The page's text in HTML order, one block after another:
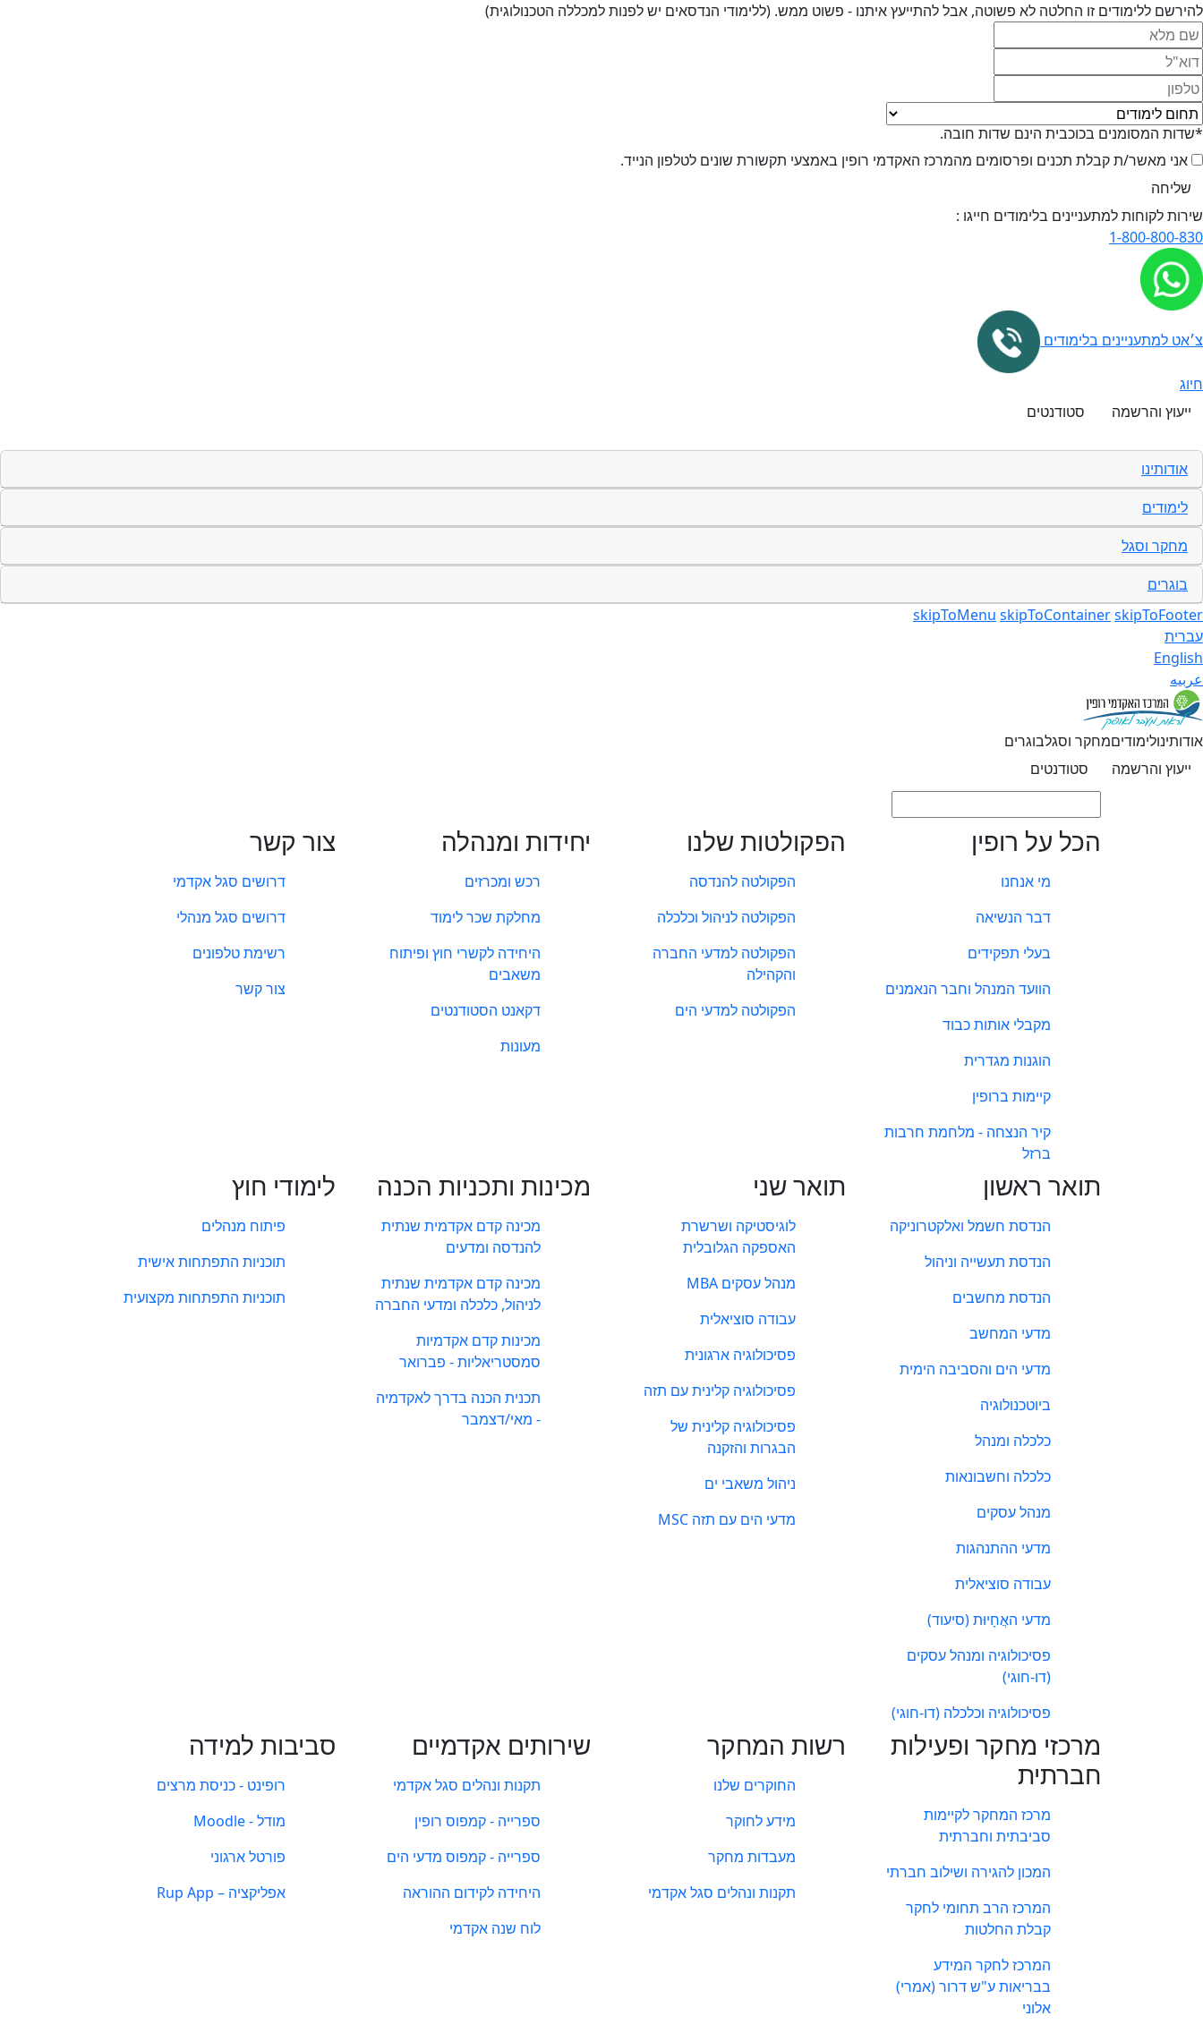
להירשם ללימודים זו החלטה לא פשוטה, אבל להתייעץ איתנו - פשוט ממש. (ללימודי הנדסאים יש לפנות למכללה הטכנולוגית)
*שדות המסומנים בכוכבית הינם שדות חובה.
אני מאשר/ת קבלת תכנים ופרסומים מהמרכז האקדמי רופין באמצעי תקשורת שונים לטלפון הנייד.
שירות לקוחות למתעניינים בלימודים חייגו :
1-800-800-830
צ׳אט למתעניינים בלימודים
חיוג
ייעוץ והרשמה
סטודנטים
אודותינו
לימודים
מחקר וסגל
בוגרים
skipToMenu skipToContainerskipToFooter
עברית
English
عربيه
אודותינולימודיםמחקר וסגלבוגרים
ייעוץ והרשמה
סטודנטים
הכל על רופין
מי אנחנו
דבר הנשיאה
בעלי תפקידים
הוועד המנהל וחבר הנאמנים
מקבלי אותות כבוד
הוגנות מגדרית
קיימות ברופין
קיר הנצחה - מלחמת חרבות
ברזל
הפקולטות שלנו
הפקולטה להנדסה
הפקולטה לניהול וכלכלה
הפקולטה למדעי החברה
והקהילה
הפקולטה למדעי הים
יחידות ומנהלה
רכש ומכרזים
מחלקת שכר לימוד
היחידה לקשרי חוץ ופיתוח
משאבים
דקאנט הסטודנטים
מעונות
צור קשר
דרושים סגל אקדמי
דרושים סגל מנהלי
רשימת טלפונים
צור קשר
תואר ראשון
הנדסת חשמל ואלקטרוניקה
הנדסת תעשייה וניהול
הנדסת מחשבים
מדעי המחשב
מדעי הים והסביבה הימית
ביוטכנולוגיה
כלכלה ומנהל
כלכלה וחשבונאות
מנהל עסקים
מדעי ההתנהגות
עבודה סוציאלית
מדעי האֲחָיוּת (סיעוד)
פסיכולוגיה ומנהל עסקים
(דו-חוגי)
פסיכולוגיה וכלכלה (דו-חוגי)
תואר שני
לוגיסטיקה ושרשרת
האספקה הגלובלית
מנהל עסקים MBA
עבודה סוציאלית
פסיכולוגיה ארגונית
פסיכולוגיה קלינית עם תזה
פסיכולוגיה קלינית של
הבגרות והזקנה
ניהול משאבי ים
מדעי הים עם תזה MSC
מכינות ותכניות הכנה
מכינה קדם אקדמית שנתית
להנדסה ומדעים
מכינה קדם אקדמית שנתית
לניהול, כלכלה ומדעי החברה
מכינות קדם אקדמיות
סמסטריאליות - פברואר
תכנית הכנה בדרך לאקדמיה
- מאי/דצמבר
לימודי חוץ
פיתוח מנהלים
תוכניות התפתחות אישית
תוכניות התפתחות מקצועית
מרכזי מחקר ופעילות
חברתית
מרכז המחקר לקיימות
סביבתית וחברתית
המכון להגירה ושילוב חברתי
המרכז הרב תחומי לחקר
קבלת החלטות
המרכז לחקר המידע
בבריאות ע"ש דרור (אמרי)
אלוני
רשות המחקר
החוקרים שלנו
מידע לחוקר
מעבדות מחקר
תקנות ונהלים סגל אקדמי
שירותים אקדמיים
תקנות ונהלים סגל אקדמי
ספרייה - קמפוס רופין
ספרייה - קמפוס מדעי הים
היחידה לקידום ההוראה
לוח שנה אקדמי
סביבות למידה
רופינט - כניסת מרצים
מודל - Moodle
פורטל ארגוני
אפליקציה – Rup App